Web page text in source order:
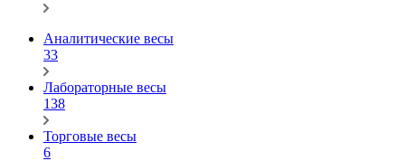
Аналитические весы
33
Лабораторные весы
138
Торговые весы
6